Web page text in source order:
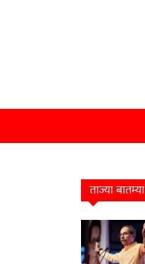
ताज्या बातम्या